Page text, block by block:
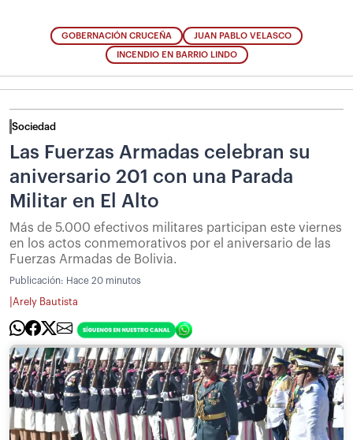
GOBERNACIÓN CRUCEÑA JUAN PABLO VELASCO
INCENDIO EN BARRIO LINDO
Sociedad
Las Fuerzas Armadas celebran su
aniversario 201 con una Parada
Militar en El Alto
Más de 5.000 efectivos militares participan este viernes
en los actos conmemorativos por el aniversario de las
Fuerzas Armadas de Bolivia.
Publicación: Hace 20 minutos
Arely Bautista